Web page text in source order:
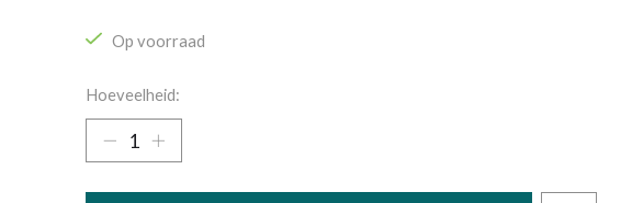
Op voorraad
Hoeveelheid: